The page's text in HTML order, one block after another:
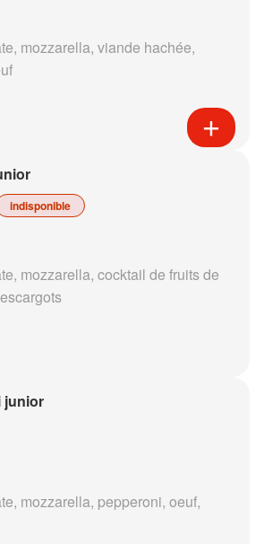
mozzarella, viande hachée,
indisponible
mozzarella, cocktail de fruits de
junior
mozzarella, pepperoni, oeuf,